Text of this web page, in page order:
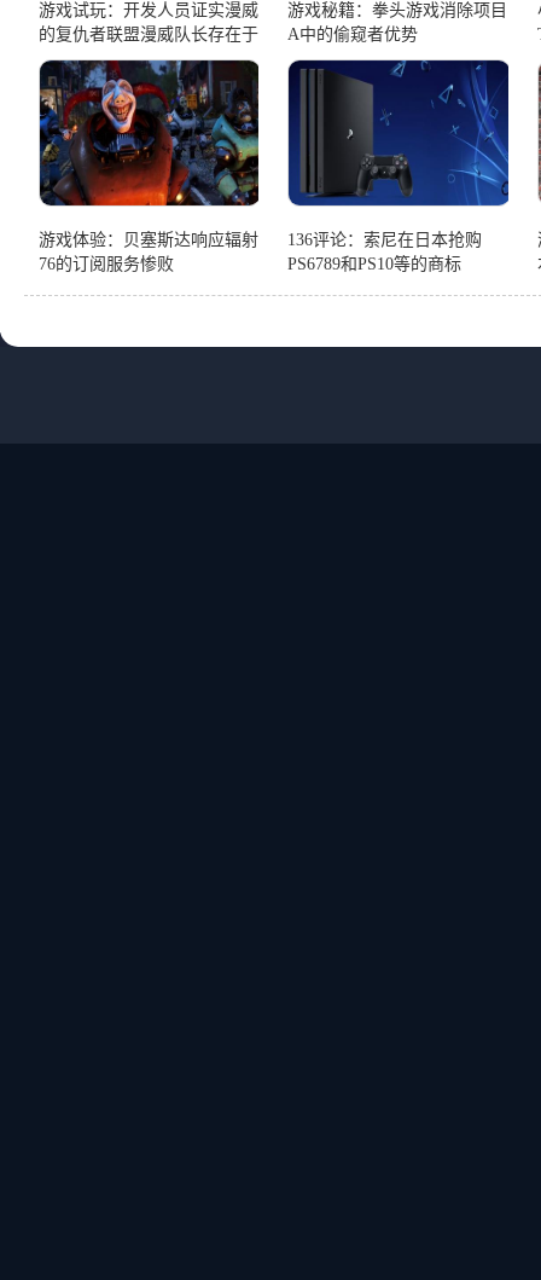
游戏试玩：开发人员证实漫威
的复仇者联盟漫威队长存在于
游戏的宇宙中
游戏秘籍：拳头游戏消除项目
A中的偷窥者优势
游戏体验：贝塞斯达响应辐射
76的订阅服务惨败
136评论：索尼在日本抢购
PS6789和PS10等的商标